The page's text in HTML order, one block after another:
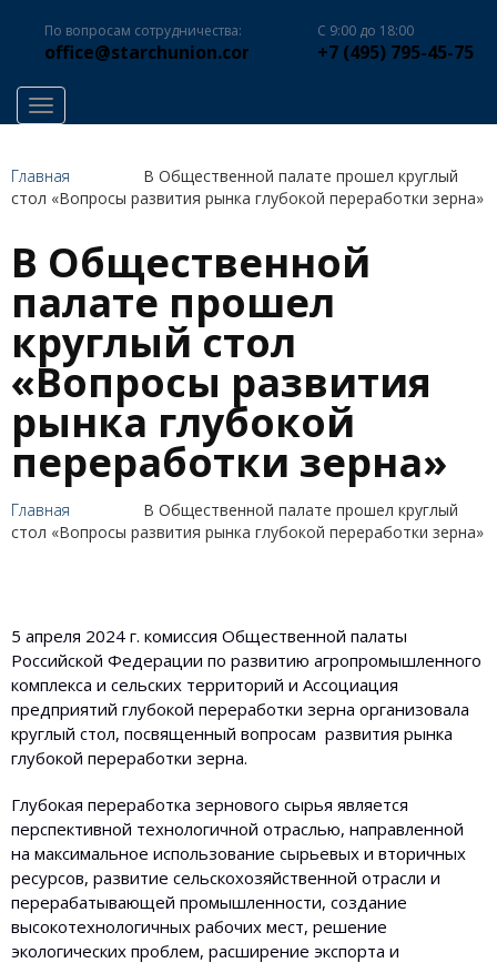
По вопросам сотрудничества:
office@starchunion.com
С 9:00 до 18:00
+7 (495) 795-45-75
Toggle navigation
Главная
В Общественной палате прошел круглый
стол «Вопросы развития рынка глубокой переработки зерна»
В Общественной
палате прошел
круглый стол
«Вопросы развития
рынка глубокой
переработки зерна»
Главная
В Общественной палате прошел круглый
стол «Вопросы развития рынка глубокой переработки зерна»
5 апреля 2024 г. комиссия Общественной палаты
Российской Федерации по развитию агропромышленного
комплекса и сельских территорий и Ассоциация
предприятий глубокой переработки зерна организовала
круглый стол, посвященный вопросам развития рынка
глубокой переработки зерна.
Глубокая переработка зернового сырья является
перспективной технологичной отраслью, направленной
на максимальное использование сырьевых и вторичных
ресурсов, развитие сельскохозяйственной отрасли и
перерабатывающей промышленности, создание
высокотехнологичных рабочих мест, решение
экологических проблем, расширение экспорта и